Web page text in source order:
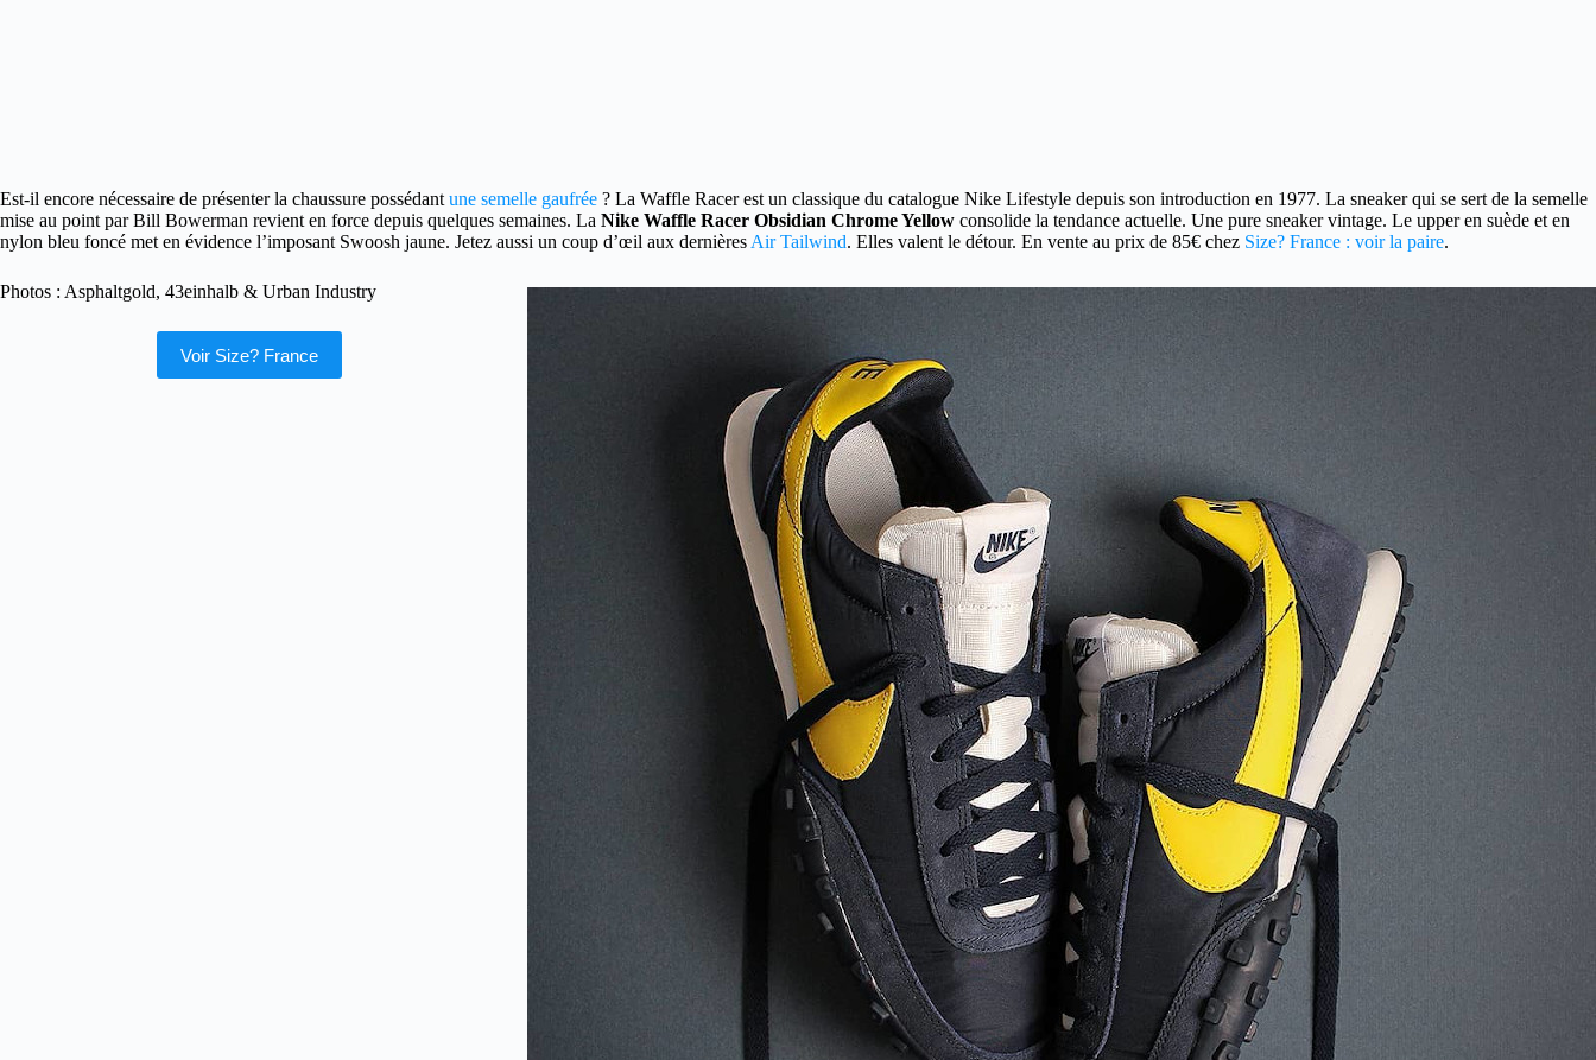
Est-il encore nécessaire de présenter la chaussure possédant une semelle gaufrée ? La Waffle Racer est un classique du catalogue Nike Lifestyle depuis son introduction en 1977. La sneaker qui se sert de la semelle
mise au point par Bill Bowerman revient en force depuis quelques semaines. La Nike Waffle Racer Obsidian Chrome Yellow consolide la tendance actuelle. Une pure sneaker vintage. Le upper en suède et en
nylon bleu foncé met en évidence l’imposant Swoosh jaune. Jetez aussi un coup d’œil aux dernières Air Tailwind. Elles valent le détour. En vente au prix de 85€ chez Size? France : voir la paire.
Photos : Asphaltgold, 43einhalb & Urban Industry
Voir Size? France